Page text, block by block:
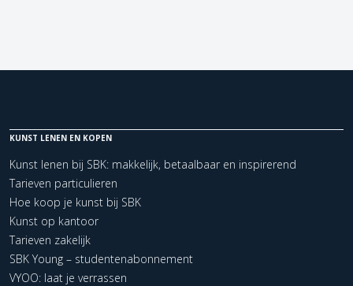
KUNST LENEN EN KOPEN
Kunst lenen bij SBK: makkelijk, betaalbaar en inspirerend
Tarieven particulieren
Hoe koop je kunst bij SBK
Kunst op kantoor
Tarieven zakelijk
SBK Young – studentenabonnement
VYOO: laat je verrassen